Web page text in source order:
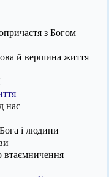
з Богом
й вершина життя
нас
Бога і людини
втаємничення